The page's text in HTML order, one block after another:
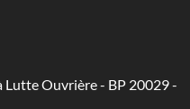
Ouvrière - BP 20029 -